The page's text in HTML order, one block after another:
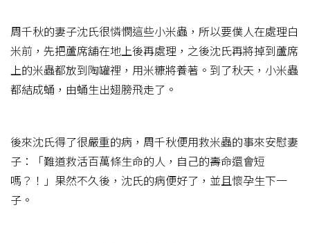
周千秋的妻子沈氏很憐憫這些小米蟲，所以要僕人在處理白
米前，先把蘆席舖在地上後再處理，之後沈氏再將掉到蘆席
上的米蟲都放到陶罐裡，用米糠將養著。到了秋天，小米蟲
都結成蛹，由蛹生出翅膀飛走了。
後來沈氏得了很嚴重的病，周千秋便用救米蟲的事來安慰妻
子：「難道救活百萬條生命的人，自己的壽命還會短
嗎？！」果然不久後，沈氏的病便好了，並且懷孕生下一
子。